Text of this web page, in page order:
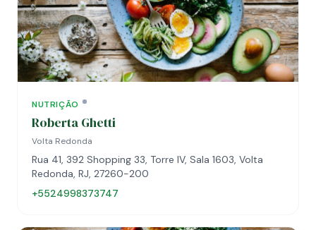
NUTRIÇÃO
Roberta Ghetti
Volta Redonda
Rua 41, 392 Shopping 33, Torre IV, Sala 1603, Volta
Redonda, RJ, 27260-200
+5524998373747